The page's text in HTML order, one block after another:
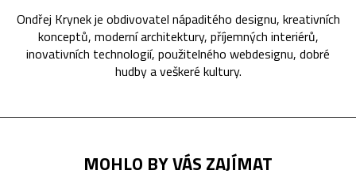
Ondřej Krynek je obdivovatel nápaditého designu, kreativních
konceptů, moderní architektury, příjemných interiérů,
inovativních technologií, použitelného webdesignu, dobré
hudby a veškeré kultury.
MOHLO BY VÁS ZAJÍMAT